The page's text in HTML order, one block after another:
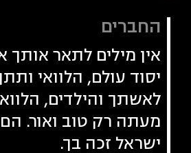
החברים
אין מילים לתאר אותך
יסוד עולם, הלוואי
לאשתך והילדים,
מעתה רק טוב ואור.
ישראל זכה בך.